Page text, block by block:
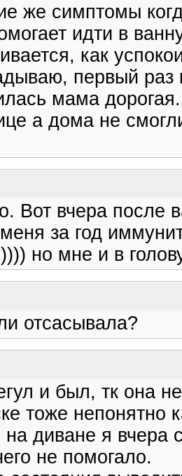
же симптомы
идти в
как
первый раз
мама
а дома не
Вот вчера
за год
но мне и в
отсасывала?
и был, тк она
тоже непонятно
диване я вчера
не помогало.